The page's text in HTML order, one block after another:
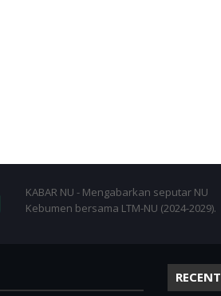
KABAR NU - Mengabarkan seputar NU
Kebumen bersama LTM-NU (2024-2029).
RECENT